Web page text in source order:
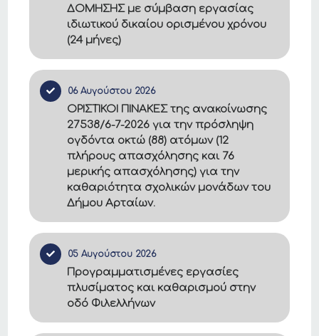
ΔΟΜΗΣΗΣ με σύμβαση εργασίας
ιδιωτικού δικαίου ορισμένου χρόνου
(24 μήνες)
06 Αυγούστου 2026
ΟΡΙΣΤΙΚΟΙ ΠΙΝΑΚΕΣ της ανακοίνωσης
27538/6-7-2026 για την πρόσληψη
ογδόντα οκτώ (88) ατόμων (12
πλήρους απασχόλησης και 76
μερικής απασχόλησης) για την
καθαριότητα σχολικών μονάδων του
Δήμου Αρταίων.
05 Αυγούστου 2026
Προγραμματισμένες εργασίες
πλυσίματος και καθαρισμού στην
οδό Φιλελλήνων